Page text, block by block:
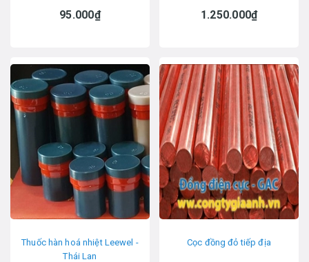
95.000₫ 1.250.000₫
Thuốc hàn hoá nhiệt Leewel -
Thái Lan
Cọc đồng đỏ tiếp địa